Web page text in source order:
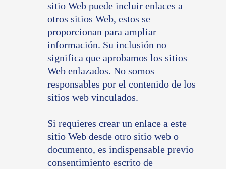
sitio Web puede incluir enlaces a
otros sitios Web, estos se
proporcionan para ampliar
información. Su inclusión no
significa que aprobamos los sitios
Web enlazados. No somos
responsables por el contenido de los
sitios web vinculados.
Si requieres crear un enlace a este
sitio Web desde otro sitio web o
documento, es indispensable previo
consentimiento escrito de